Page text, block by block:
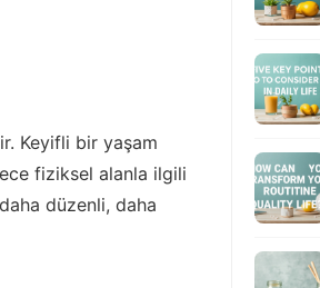
Keyifli bir yaşam
fiziksel alanla ilgili
düzenli, daha